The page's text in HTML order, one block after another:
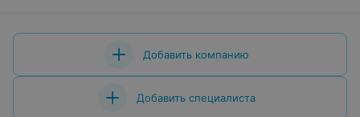
Добавить компанию
Добавить специалиста